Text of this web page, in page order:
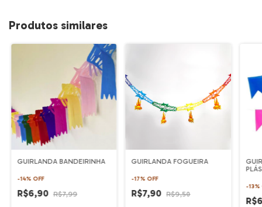
Produtos similares
GUIRLANDA BANDEIRINHA
-14%OFF
R$6,90 R$7,99
GUIRLANDA FOGUEIRA
-17%OFF
R$7,90 R$9,50
-13%